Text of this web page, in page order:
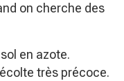
on cherche des
en azote.
très précoce.